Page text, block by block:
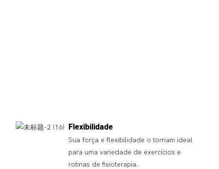
Flexibilidade
Sua força e flexibilidade o tornam ideal
para uma variedade de exercícios e
rotinas de fisioterapia.